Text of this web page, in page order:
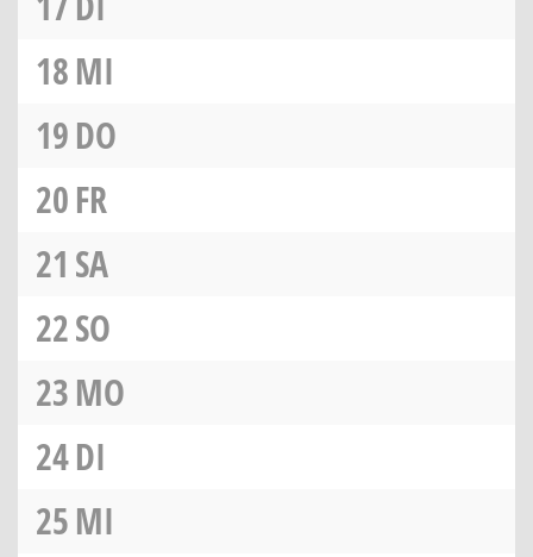
18MI
19DO
20FR
21 SA
22SO
23MO
24DI
25MI